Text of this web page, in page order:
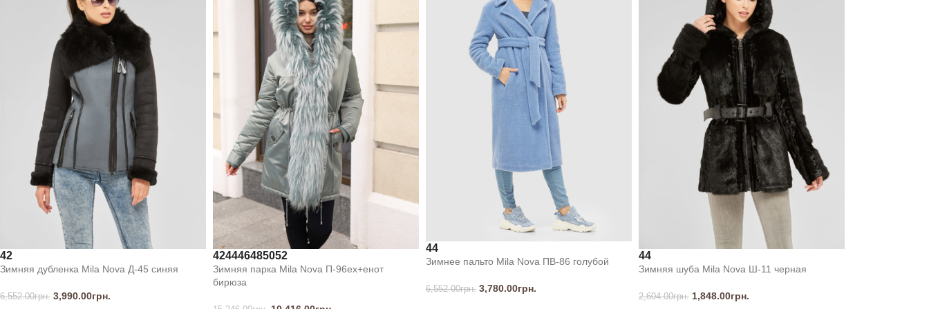
42
Зимняя дубленка Mila Nova Д-45 синяя
6,552.00грн. 3,990.00грн.
424446485052
Зимняя парка Mila Nova П-96ех+енот
бирюза
44
Зимнее пальто Mila Nova ПВ-86 голубой
6,552.00грн. 3,780.00грн.
44
Зимняя шуба Mila Nova Ш-11 черная
2,604.00грн. 1,848.00грн.